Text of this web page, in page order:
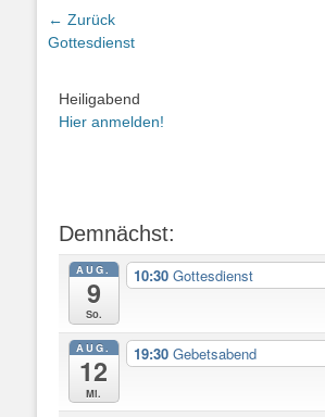
Beitragsnavigation
← Zurück
Vorheriger
Gottesdienst
Heiligabend
Hier anmelden!
Demnächst:
AUG.
9
So.
10:30 Gottesdienst
AUG.
12
Mi.
19:30 Gebetsabend